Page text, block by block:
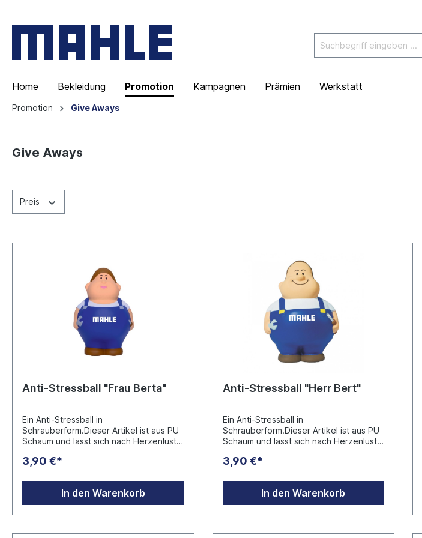
Home Bekleidung Promotion Kampagnen Prämien Werkstatt
Promotion Give Aways
Give Aways
Preis
Anti-Stressball "Frau Berta"
Ein Anti-Stressball in
Schrauberform.Dieser Artikel ist aus PU
Schaum und lässt sich nach Herzenlust
Hersteller: mbw Vertriebsges.
Wanderup info@mbw.sh
3,90 €*
In den Warenkorb
Anti-Stressball "Herr Bert"
Ein Anti-Stressball in
Schrauberform.Dieser Artikel ist aus PU
Schaum und lässt sich nach Herzenlust
Handtrainer.Hersteller:mbw
24997 Wanderupinfo@mbw.sh
3,90 €*
In den Warenkorb